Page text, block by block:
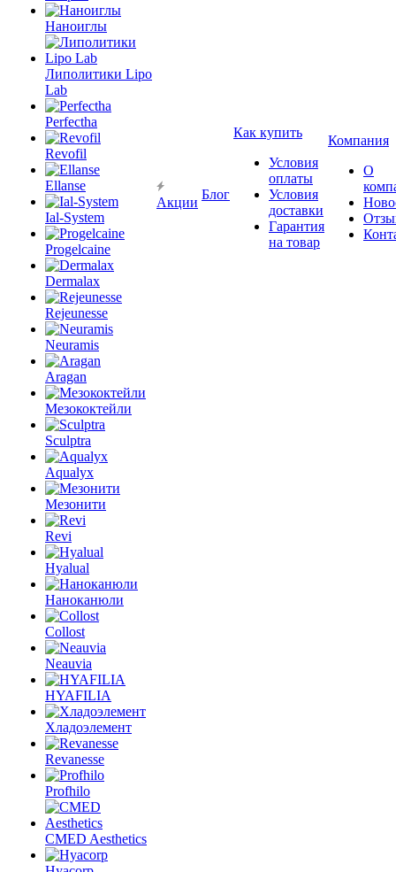
Наноиглы
Липолитики Lipo
Lab
Perfectha
Revofil
Ellanse
Ial-System
Progelcaine
Dermalax
Rejeunesse
Neuramis
Aragan
Мезококтейли
Sculptra
Aqualyx
Мезонити
Revi
Hyalual
Наноканюли
Collost
Neauvia
HYAFILIA
Хладоэлемент
Revanesse
Profhilo
CMED Aesthetics
Акции
Блог
Как купить
Условия
оплаты
Условия
доставки
Гарантия
на товар
Компания
О